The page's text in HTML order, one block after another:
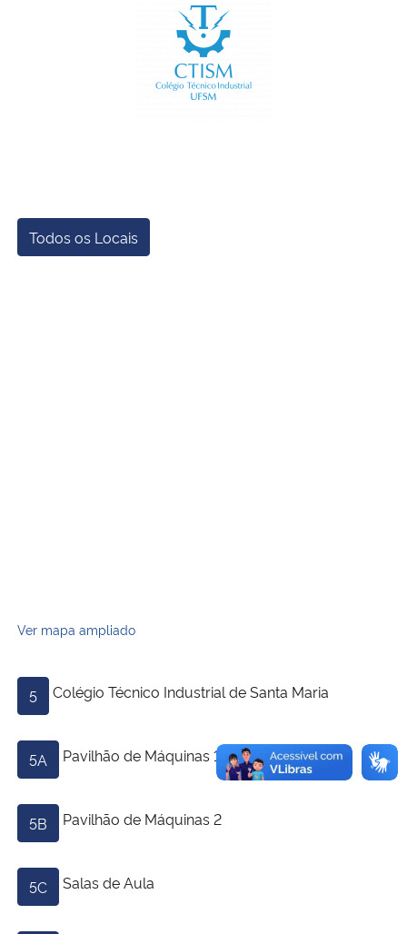
Ministério do Turismo
Banco Central do Brasil
Planalto
Todos os Locais
Ver mapa ampliado
5 Colégio Técnico Industrial de Santa Maria
5A Pavilhão de Máquinas 1
5B Pavilhão de Máquinas 2
5C Salas de Aula